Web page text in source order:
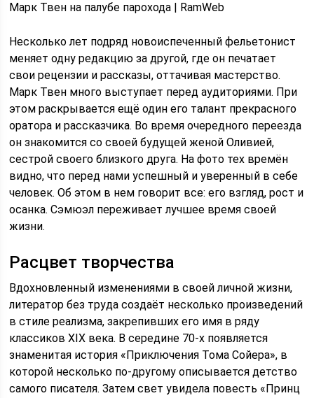
Марк Твен на палубе парохода | RamWeb
Несколько лет подряд новоиспеченный фельетонист
меняет одну редакцию за другой, где он печатает
свои рецензии и рассказы, оттачивая мастерство.
Марк Твен много выступает перед аудиториями. При
этом раскрывается ещё один его талант прекрасного
оратора и рассказчика. Во время очередного переезда
он знакомится со своей будущей женой Оливией,
сестрой своего близкого друга. На фото тех времён
видно, что перед нами успешный и уверенный в себе
человек. Об этом в нем говорит все: его взгляд, рост и
осанка. Сэмюэл переживает лучшее время своей
жизни.
Расцвет творчества
Вдохновленный изменениями в своей личной жизни,
литератор без труда создаёт несколько произведений
в стиле реализма, закрепивших его имя в ряду
классиков XIX века. В середине 70-х появляется
знаменитая история «Приключения Тома Сойера», в
которой несколько по-другому описывается детство
самого писателя. Затем свет увидела повесть «Принц